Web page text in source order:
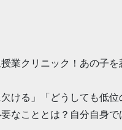
業クリニック！あの子
ける」「どうしても低
なこととは？自分自身